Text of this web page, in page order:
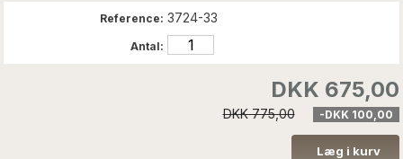
Reference: 3724-33
Antal:
DKK 675,00
-DKK 100,00
DKK 775,00